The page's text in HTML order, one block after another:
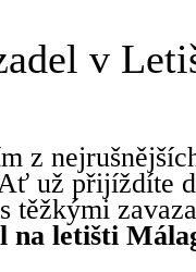
v
z
už přijíždíte
těžkými
na letišti